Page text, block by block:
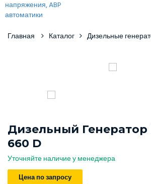
Главная Каталог Дизельные
Дизельный Генератор
660 D
Уточняйте наличие у менеджера
Цена по запросу